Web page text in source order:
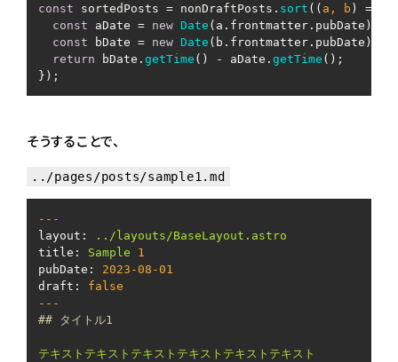
const sortedPosts = nonDraftPosts. sort ( ( a, b ) =>
const aDate = new Date (a. frontmatter. pubDate );
const bDate = new Date (b. frontmatter. pubDate );
return bDate. getTime () - aDate. getTime ();
そうすることで、
../pages/posts/sample1.md
---
layout:
../layouts/BaseLayout.astro
title:
Sample
1
pubDate:
2023-08-01
draft:
false
---
## タイトル1
テキストテキストテキストテキストテキストテキスト